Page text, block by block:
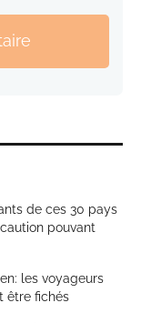
de ces 30 pays
pouvant
les voyageurs
être fichés